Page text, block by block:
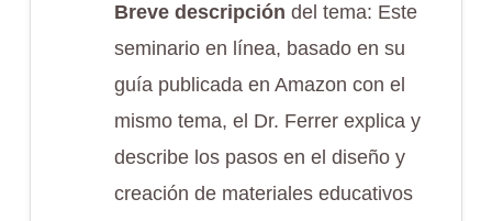
Breve descripción del tema: Este
seminario en línea, basado en su
guía publicada en Amazon con el
mismo tema, el Dr. Ferrer explica y
describe los pasos en el diseño y
creación de materiales educativos